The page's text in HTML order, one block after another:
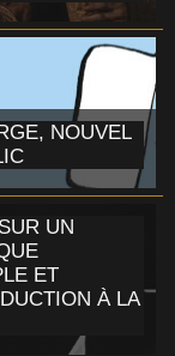
NOUVEL
UN
ET
À LA